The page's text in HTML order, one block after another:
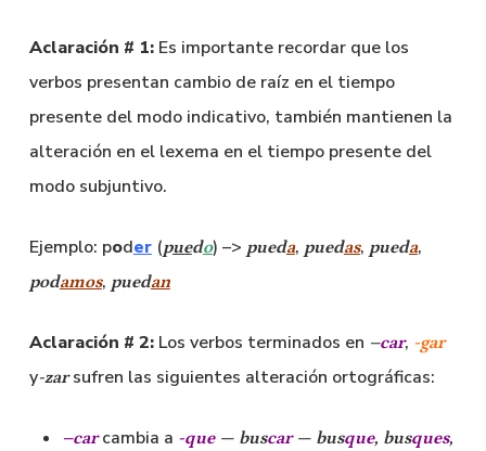
Aclaración # 1: Es importante recordar que los
verbos presentan cambio de raíz en el tiempo
presente del modo indicativo, también mantienen la
alteración en el lexema en el tiempo presente del
modo subjuntivo.
Ejemplo: poder(puedo) –> pueda, puedas, pueda,
podamos, puedan
Aclaración # 2:Los verbos terminados en –car, -gar
y-zarsufren las siguientes alteración ortográficas:
–car cambia a -que— buscar— busque, busques,